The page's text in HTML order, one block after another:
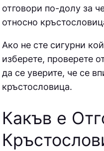
отговори по-долу за
относно
Ако не сте сигурни
изберете, проверете
да се уверите, че се
кръстословица.
Какъв е